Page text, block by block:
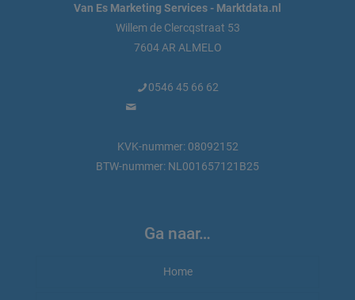
Van Es Marketing Services - Marktdata.nl
Willem de Clercqstraat 53
7604 AR ALMELO
0546 45 66 62
KVK-nummer: 08092152
BTW-nummer: NL001657121B25
Ga naar…
Home